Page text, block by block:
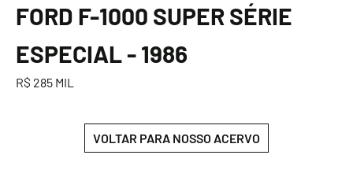
FORD F-1000 SUPER SÉRIE
ESPECIAL - 1986
R$ 285 MIL
VOLTAR PARA NOSSO ACERVO